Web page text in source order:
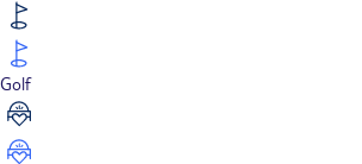
Golf